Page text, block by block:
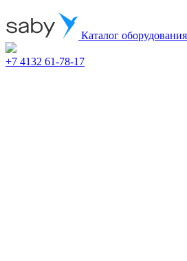
Каталог оборудования
+7 4132 61-78-17